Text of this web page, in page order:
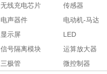
无线充电芯片
传感器
电声器件
电动机-马达
显示屏
LED
信号隔离模块
运算放大器
三极管 微控制器